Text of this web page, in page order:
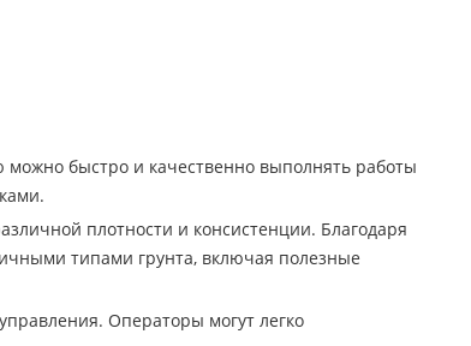
быстро и качественно выполнять работы
плотности и консистенции. Благодаря
типами грунта, включая полезные
Операторы могут легко